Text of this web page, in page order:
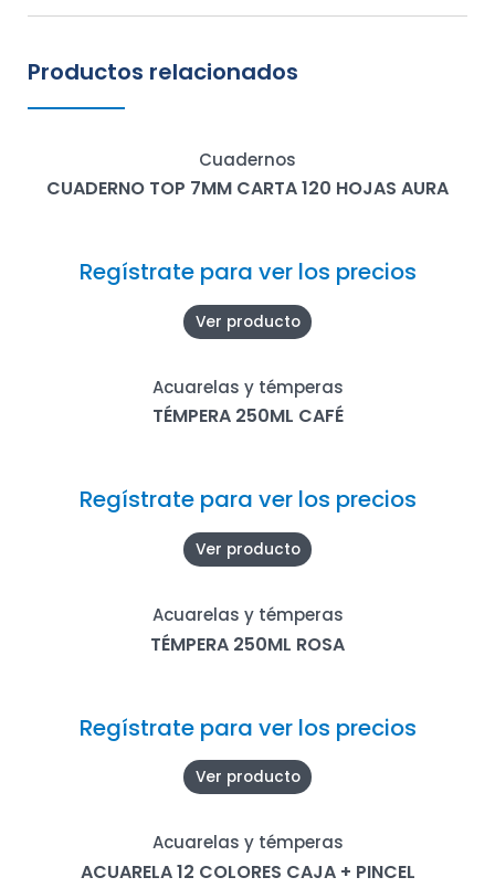
Productos relacionados
Cuadernos
CUADERNO TOP 7MM CARTA 120 HOJAS AURA
Regístrate para ver los precios
Ver producto
Acuarelas y témperas
TÉMPERA 250ML CAFÉ
Regístrate para ver los precios
Ver producto
Acuarelas y témperas
TÉMPERA 250ML ROSA
Regístrate para ver los precios
Ver producto
Acuarelas y témperas
ACUARELA 12 COLORES CAJA + PINCEL